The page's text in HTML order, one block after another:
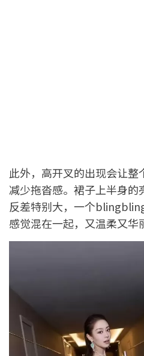
此外，高开叉的出现会让整
减少拖沓感。裙子上半身
反差特别大，一个
感觉混在一起，又温柔又华